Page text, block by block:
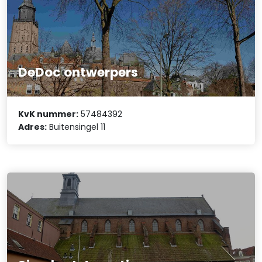
DeDoc ontwerpers
KvK nummer: 57484392
Adres: Buitensingel 11